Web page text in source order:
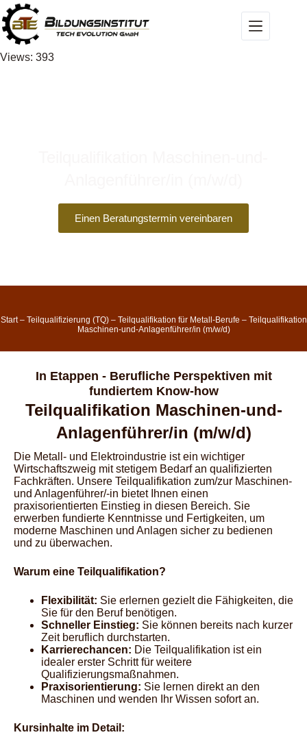
Views: 393
Einen Beratungstermin vereinbaren
Start– Teilqualifizierung (TQ)– Teilqualifikation für Metall-Berufe – Teilqualifikation
Maschinen-und-Anlagenführer/in (m/w/d)
In Etappen - Berufliche Perspektiven mit
fundiertem Know-how
Teilqualifikation Maschinen-und-
Anlagenführer/in (m/w/d)
Die Metall- und Elektroindustrie ist ein wichtiger
Wirtschaftszweig mit stetigem Bedarf an qualifizierten
Fachkräften. Unsere Teilqualifikation zum/zur Maschinen-
und Anlagenführer/-in bietet Ihnen einen
praxisorientierten Einstieg in diesen Bereich. Sie
erwerben fundierte Kenntnisse und Fertigkeiten, um
moderne Maschinen und Anlagen sicher zu bedienen
und zu überwachen.
Warum eine Teilqualifikation?
Flexibilität: Sie erlernen gezielt die Fähigkeiten, die
Sie für den Beruf benötigen.
Schneller Einstieg: Sie können bereits nach kurzer
Zeit beruflich durchstarten.
Karrierechancen: Die Teilqualifikation ist ein
idealer erster Schritt für weitere
Qualifizierungsmaßnahmen.
Praxisorientierung: Sie lernen direkt an den
Maschinen und wenden Ihr Wissen sofort an.
Kursinhalte im Detail: